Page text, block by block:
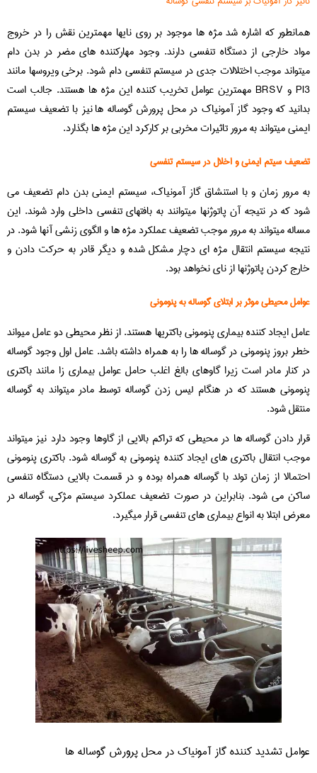
همانطور که اشاره شد مژه ها موجود بر روی نایها مهمترین نقش را در خروج
مواد خارجی از دستگاه تنفسی دارند. وجود مهارکننده های مضر در بدن دام
میتواند موجب اختلالات جدی در سیستم تنفسی دام شود. برخی ویروسها مانند
PI3 و BRSV مهمترین عوامل تخریب کننده این مژه ها هستند. جالب است
بدانید که وجود گاز آمونیاک در محل پرورش گوساله ها نیز با تضعیف سیستم
ایمنی میتواند به مرور تاثیرات مخربی بر کارکرد این مژه ها بگذارد.
تضعیف سیتم ایمنی و اخلال در سیستم تنفسی
به مرور زمان و با استنشاق گاز آمونیاک، سیستم ایمنی بدن دام تضعیف می
شود که در نتیجه آن پاتوژنها میتوانند به بافتهای تنفسی داخلی وارد شوند. این
مساله میتواند به مرور موجب تضعیف عملکرد مژه ها و الگوی زنشی آنها شود. در
نتیجه سیستم انتقال مژه ای دچار مشکل شده و دیگر قادر به حرکت دادن و
خارج کردن پاتوژنها از نای نخواهد بود.
عوامل محیطی موثر بر ابتلای گوساله به پنومونی
عامل ایجاد کننده بیماری پنومونی باکتریها هستند. از نظر محیطی دو عامل میواند
خطر بروز پنومونی در گوساله ها را به همراه داشته باشد. عامل اول وجود گوساله
در کنار مادر است زیرا گاوهای بالغ اغلب حامل عوامل بیماری زا مانند باکتری
پنومونی هستند که در هنگام لیس زدن گوساله توسط مادر میتواند به گوساله
منتقل شود.
قرار دادن گوساله ها در محیطی که تراکم بالایی از گاوها وجود دارد نیز میتواند
موجب انتقال باکتری های ایجاد کننده پنومونی به گوساله شود. باکتری پنومونی
احتمالا از زمان تولد با گوساله همراه بوده و در قسمت بالایی دستگاه تنفسی
ساکن می شود. بنابراین در صورت تضعیف عملکرد سیستم مژکی، گوساله در
معرض ابتلا به انواع بیماری های تنفسی قرار میگیرد.
عوامل تشدید کننده گاز آمونیاک در محل پرورش گوساله ها